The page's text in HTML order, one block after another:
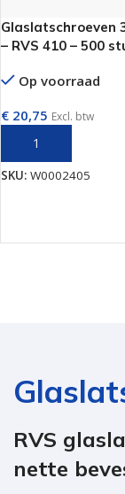
Glaslatschroeven
– RVS 410 – 500
Op voorraad
€ 20,75 Excl. btw
SKU: W0002405
RVS
nette